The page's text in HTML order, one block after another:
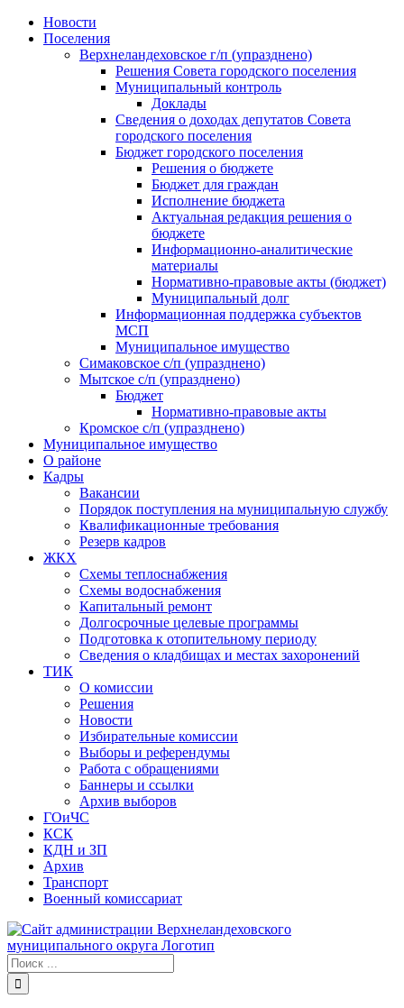
Skip
Новости
Поселения
Верхнеландеховское г/п (упразднено)
Решения Совета городского поселения
Муниципальный контроль
Доклады
Сведения о доходах депутатов Совета
городского поселения
Бюджет городского поселения
Решения о бюджете
Бюджет для граждан
Исполнение бюджета
Актуальная редакция решения о
бюджете
Информационно-аналитические
материалы
Нормативно-правовые акты (бюджет)
Муниципальный долг
Информационная поддержка субъектов
МСП
Муниципальное имущество
Симаковское с/п (упразднено)
Мытское с/п (упразднено)
Бюджет
Нормативно-правовые акты
Кромское с/п (упразднено)
Муниципальное имущество
О районе
Кадры
Вакансии
Порядок поступления на муниципальную службу
Квалификационные требования
Резерв кадров
ЖКХ
Схемы теплоснабжения
Схемы водоснабжения
Капитальный ремонт
Долгосрочные целевые программы
Подготовка к отопительному периоду
Сведения о кладбищах и местах захоронений
ТИК
О комиссии
Решения
Новости
Избирательные комиссии
Выборы и референдумы
Работа с обращениями
Баннеры и ссылки
Архив выборов
ГОиЧС
КСК
КДН и ЗП
Архив
Транспорт
Военный комиссариат
Результат
поиска: